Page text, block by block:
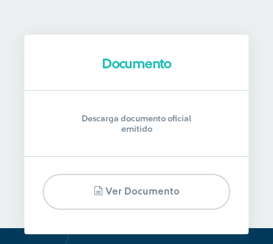
Documento
Descarga documento oficial
emitido
Ver Documento